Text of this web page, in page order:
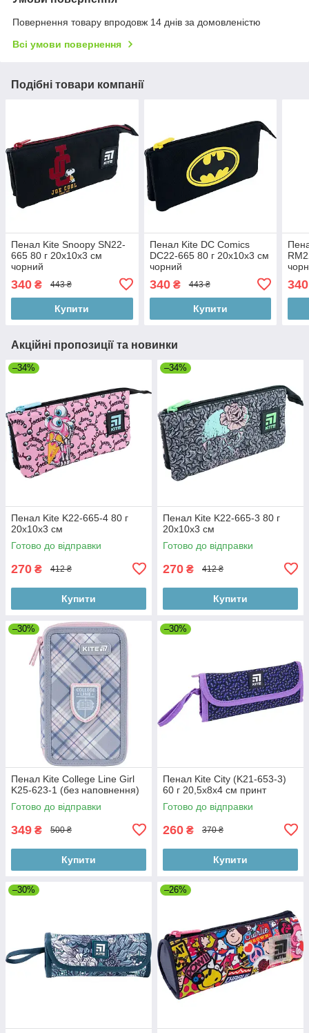
Повернення товару впродовж 14 днів за домовленістю
Всі умови повернення
Подібні товари компанії
Пенал Kite Snoopy SN22-
665 80 г 20x10x3 см
чорний
340 ₴ 443 ₴
Купити
Пенал Kite DC Comics
DC22-665 80 г 20x10x3 см
чорний
340₴ 443 ₴
Купити
340
Акційні пропозиції та новинки
–34%
Пенал Kite K22-665-4 80 г
20x10x3 см
Готово до відправки
270 ₴ 412 ₴
Купити
–34%
Пенал Kite K22-665-3 80 г
20x10x3 см
Готово до відправки
270 ₴ 412 ₴
Купити
–30%
Пенал Kite College Line Girl
K25-623-1 (без наповнення)
Готово до відправки
349 ₴ 500 ₴
Купити
–30%
Пенал Kite City (K21-653-3)
60 г 20,5x8x4 см принт
Готово до відправки
260 ₴ 370 ₴
Купити
–30% –26%